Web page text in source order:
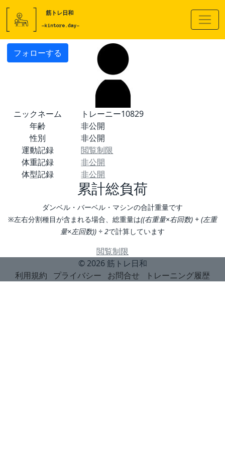
フォローする
ニックネーム
トレーニー10829
年齢
非公開
性別
非公開
運動記録
閲覧制限
体重記録
非公開
体型記録
非公開
累計総負荷
ダンベル・バーベル・マシンの合計重量です
※左右分割種目が含まれる場合、総重量は((右重量×右回数) + (左重
量×左回数)) ÷ 2で計算しています
閲覧制限
© 2026 筋トレ日和
利用規約
プライバシー お問合せ トレーニング履歴